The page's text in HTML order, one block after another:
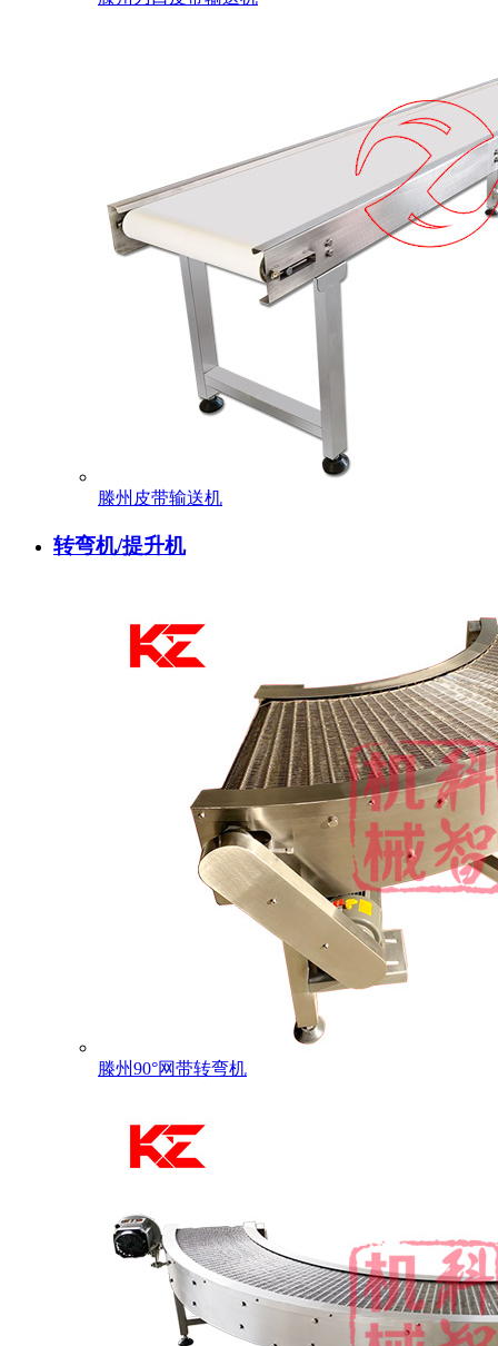
滕州皮带输送机
转弯机/提升机
滕州90°网带转弯机